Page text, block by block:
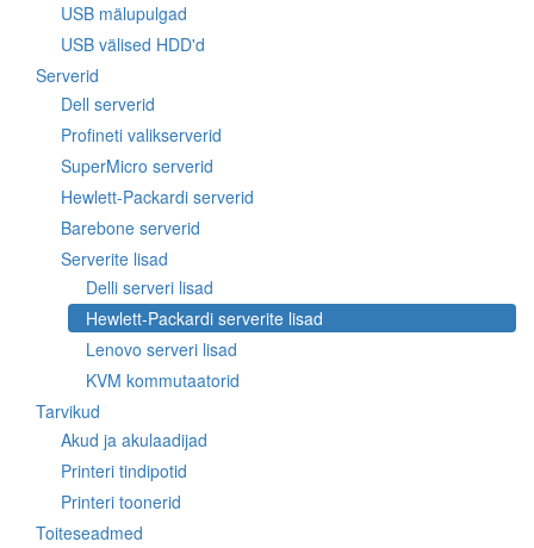
USB mälupulgad
USB välised HDD'd
Serverid
Dell serverid
Profineti valikserverid
SuperMicro serverid
Hewlett-Packardi serverid
Barebone serverid
Serverite lisad
Delli serveri lisad
Hewlett-Packardi serverite lisad
Lenovo serveri lisad
KVM kommutaatorid
Tarvikud
Akud ja akulaadijad
Printeri tindipotid
Printeri toonerid
Toiteseadmed